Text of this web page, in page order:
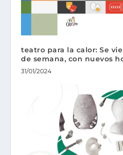
teatro para la calor: Se
de semana, con nuevos
31/01/2024